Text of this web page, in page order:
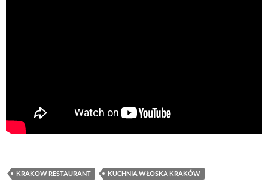
KRAKOW RESTAURANT
KUCHNIA WŁOSKA KRAKÓW